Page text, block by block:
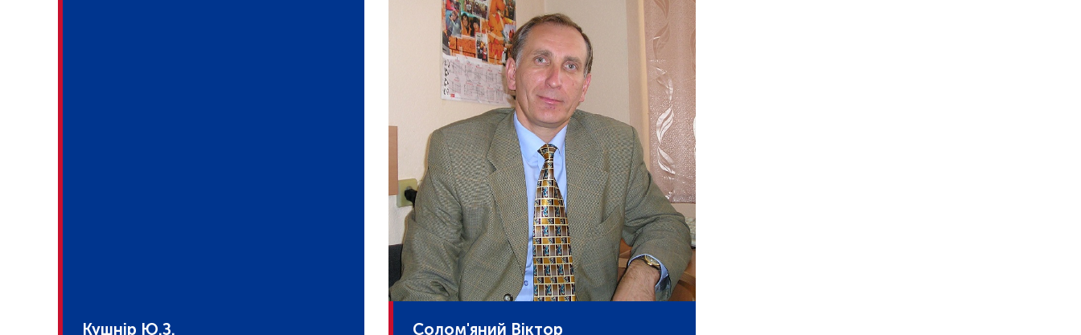
Кушнір Ю.З.
Солом'яний Віктор